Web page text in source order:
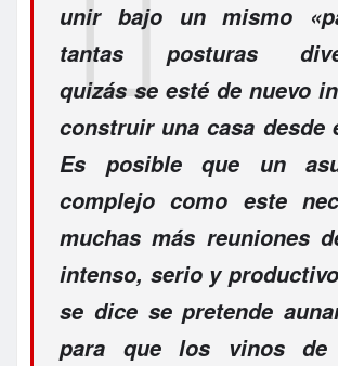
unir bajo un mismo
tantas posturas
quizás se esté de nuevo
construir una casa desde
Es posible que un
complejo como este
muchas más reuniones
intenso, serio y
se dice se pretende
para que los vinos de